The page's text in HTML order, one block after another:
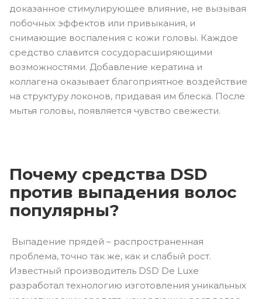
доказанное стимулирующее влияние, не вызывая
побочных эффектов или привыкания, и
снимающие воспаления с кожи головы. Каждое
средство славится сосудорасширяющими
возможностями. Добавление кератина и
коллагена оказывает благоприятное воздействие
на структуру локонов, придавая им блеска. После
мытья головы, появляется чувство свежести.
Почему средства DSD
против выпадения волос
популярны?
Выпадение прядей – распространенная
проблема, точно так же, как и слабый рост.
Известный производитель DSD De Luxe
разработал технологию изготовления уникальных